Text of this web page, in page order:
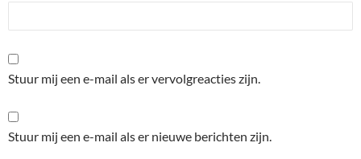
Stuur mij een e-mail als er vervolgreacties zijn.
Stuur mij een e-mail als er nieuwe berichten zijn.